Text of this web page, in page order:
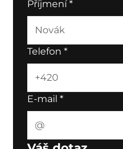
Příjmení*
Telefon*
E-mail*